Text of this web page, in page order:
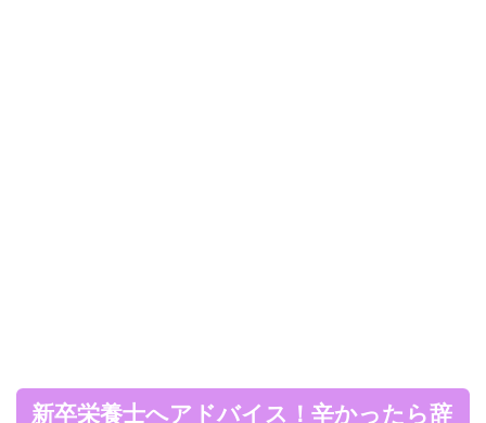
新卒栄養士へアドバイス！辛かったら辞